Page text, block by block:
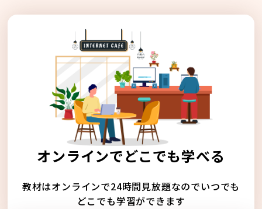
オンラインでどこでも学べる
教材はオンラインで24時間見放題なのでいつでも
どこでも学習ができます